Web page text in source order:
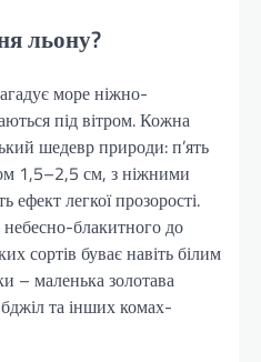
льону?
море ніжно-
під вітром. Кожна
шедевр природи: п’ять
1,5–2,5 см, з ніжними
легкої прозорості.
небесно-блакитного до
сортів буває навіть білим
– маленька золотава
та інших комах-